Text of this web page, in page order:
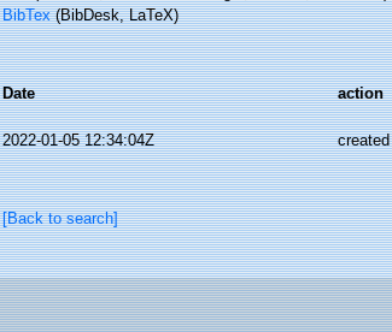
BibTex(BibDesk, LaTeX)
Date
action
2022-01-05 12:34:04Z created
[Back to search]